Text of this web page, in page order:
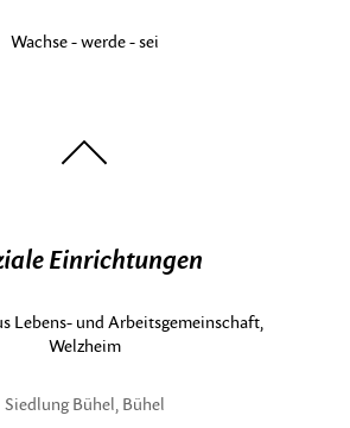
Wachse - werde - sei
Einrichtungen
Lebens- und Arbeitsgemeinschaft,
Welzheim
Siedlung Bühel, Bühel